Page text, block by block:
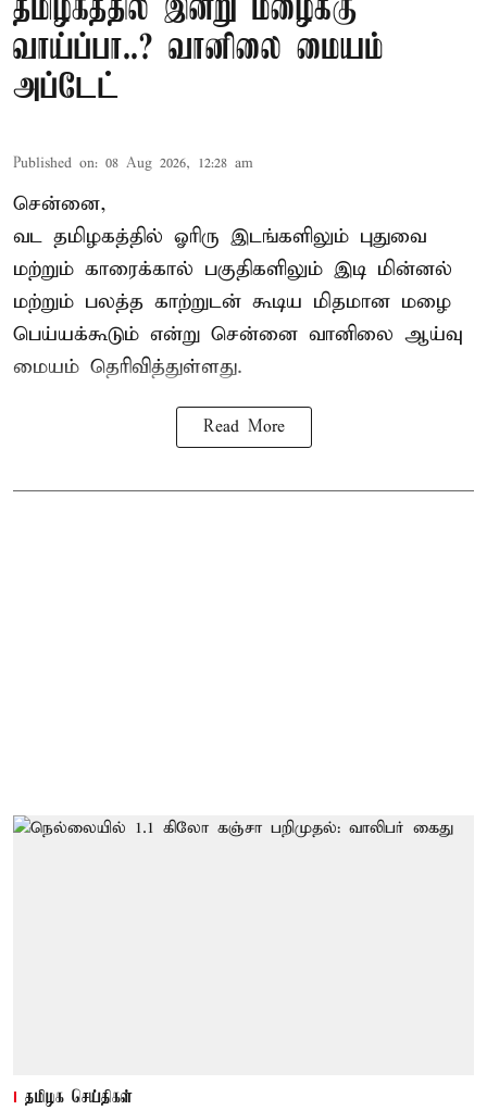
தமிழகத்தில் இன்று மழைக்கு
வாய்ப்பா..? வானிலை மையம்
அப்டேட்
Published on: 08 Aug 2026, 12:28 am
சென்னை,
வட தமிழகத்தில் ஓரிரு இடங்களிலும் புதுவை
மற்றும் காரைக்கால் பகுதிகளிலும் இடி மின்னல்
மற்றும் பலத்த காற்றுடன் கூடிய மிதமான மழை
பெய்யக்கூடும் என்று சென்னை வானிலை ஆய்வு
மையம் தெரிவித்துள்ளது.
Read More
தமிழக செய்திகள்